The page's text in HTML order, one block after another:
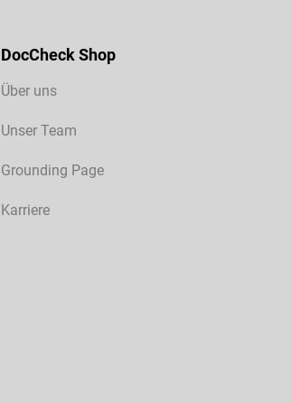
DocCheck Shop
Über uns
Unser Team
Grounding Page
Karriere